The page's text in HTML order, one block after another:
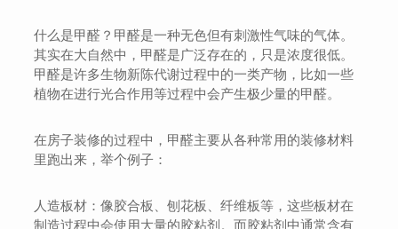
什么是甲醛？甲醛是一种无色但有刺激性气味的气体。
其实在大自然中，甲醛是广泛存在的，只是浓度很低。
甲醛是许多生物新陈代谢过程中的一类产物，比如一些
植物在进行光合作用等过程中会产生极少量的甲醛。
在房子装修的过程中，甲醛主要从各种常用的装修材料
里跑出来，举个例子：
人造板材：像胶合板、刨花板、纤维板等，这些板材在
制造过程中会使用大量的胶粘剂。而胶粘剂中通常含有